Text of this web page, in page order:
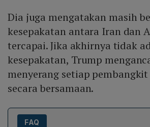
Dia juga mengatakan masih
kesepakatan antara Iran dan
tercapai. Jika akhirnya tidak
kesepakatan, Trump
menyerang setiap
secara bersamaan.
FAQ